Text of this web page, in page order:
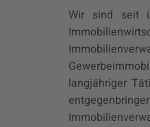
Wir sind seit
langjähriger